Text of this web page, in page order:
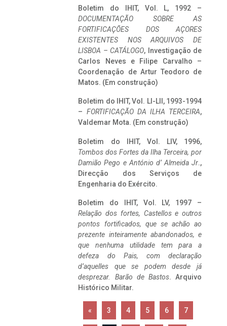
Boletim do IHIT, Vol. L, 1992 –
DOCUMENTAÇÃO SOBRE AS
FORTIFICAÇÕES DOS AÇORES
EXISTENTES NOS ARQUIVOS DE
LISBOA – CATÁLOGO, Investigação de
Carlos Neves e Filipe Carvalho –
Coordenação de Artur Teodoro de
Matos. (Em construção)
Boletim do IHIT, Vol. LI-LII, 1993-1994
– FORTIFICAÇÃO DA ILHA TERCEIRA,
Valdemar Mota. (Em construção)
Boletim do IHIT, Vol. LIV, 1996,
Tombos dos Fortes da Ilha Terceira, por
Damião Pego e António d’ Almeida Jr.,
Direcção dos Serviços de
Engenharia do Exército.
Boletim do IHIT, Vol. LV, 1997 –
Relação dos fortes, Castellos e outros
pontos fortificados, que se achão ao
prezente inteiramente abandonados, e
que nenhuma utilidade tem para a
defeza do Pais, com declaração
d’aquelles que se podem desde já
desprezar. Barão de Bastos. Arquivo
Histórico Militar.
« 3 4 5 6 7